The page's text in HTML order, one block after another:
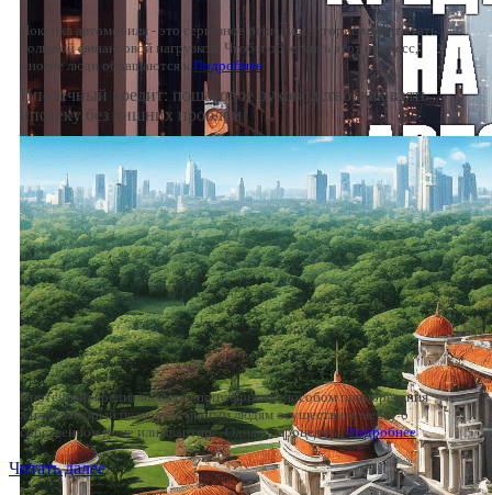
Покупка автомобиля - это серьезное решение, которое может стать
большой финансовой нагрузкой. Чтобы облегчить этот процесс,
многие люди обращаются к Подробнее
Ипотечный кредит: пошаговое руководство, как взять
ипотеку без лишних проблем
Ипотечный кредит является популярным способом приобретения
жилья, который позволяет многим людям осуществить мечту о
собственном доме или квартире. Однако, процедураПодробнее
Читать далее